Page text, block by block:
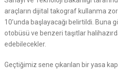
araçların dijital takograf kullanma
10’unda başlayacağı belirtildi. Buna
otobüsü ve benzeri taşıtlar
edebilecekler.
Geçtiğimiz sene çıkarılan bir yasa